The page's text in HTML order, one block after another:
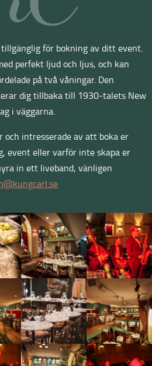
tillgänglig för bokning av ditt event.
perfekt ljud och ljus, och kan
på två våningar. Den
dig tillbaka till 1930-talets New
i väggarna.
och intresserade av att boka er
event eller varför inte skapa er
in ett liveband, vänligen